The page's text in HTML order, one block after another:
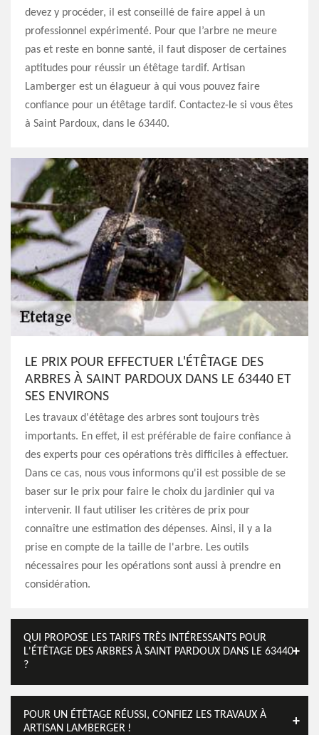
devez y procéder, il est conseillé de faire appel à un
professionnel expérimenté. Pour que l’arbre ne meure
pas et reste en bonne santé, il faut disposer de certaines
aptitudes pour réussir un étêtage tardif. Artisan
Lamberger est un élagueur à qui vous pouvez faire
confiance pour un étêtage tardif. Contactez-le si vous êtes
à Saint Pardoux, dans le 63440.
LE PRIX POUR EFFECTUER L'ÉTÊTAGE DES
ARBRES À SAINT PARDOUX DANS LE 63440 ET
SES ENVIRONS
Les travaux d'étêtage des arbres sont toujours très
importants. En effet, il est préférable de faire confiance à
des experts pour ces opérations très difficiles à effectuer.
Dans ce cas, nous vous informons qu'il est possible de se
baser sur le prix pour faire le choix du jardinier qui va
intervenir. Il faut utiliser les critères de prix pour
connaître une estimation des dépenses. Ainsi, il y a la
prise en compte de la taille de l'arbre. Les outils
nécessaires pour les opérations sont aussi à prendre en
considération.
QUI PROPOSE LES TARIFS TRÈS INTÉRESSANTS POUR
L'ÉTÊTAGE DES ARBRES À SAINT PARDOUX DANS LE 63440
?
POUR UN ÉTÊTAGE RÉUSSI, CONFIEZ LES TRAVAUX À
ARTISAN LAMBERGER !